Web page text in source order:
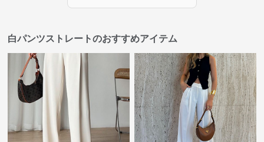
白パンツストレートのおすすめアイテム